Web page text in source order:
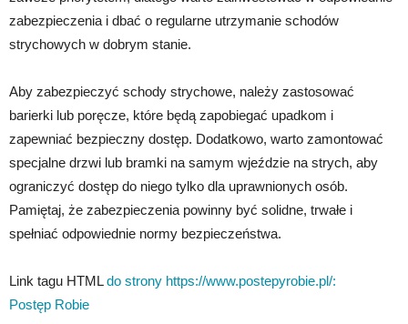
zabezpieczenia i dbać o regularne utrzymanie schodów
strychowych w dobrym stanie.
Aby zabezpieczyć schody strychowe, należy zastosować
barierki lub poręcze, które będą zapobiegać upadkom i
zapewniać bezpieczny dostęp. Dodatkowo, warto zamontować
specjalne drzwi lub bramki na samym wjeździe na strych, aby
ograniczyć dostęp do niego tylko dla uprawnionych osób.
Pamiętaj, że zabezpieczenia powinny być solidne, trwałe i
spełniać odpowiednie normy bezpieczeństwa.
Link tagu HTMLdo strony https://www.postepyrobie.pl/:
Postęp Robie